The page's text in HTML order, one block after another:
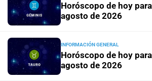
Horóscopo de hoy para Libra: 09
2026
Horóscopo de hoy
agosto de 2026
INFORMACIÓN GENERAL
Horóscopo de hoy
agosto de 2026